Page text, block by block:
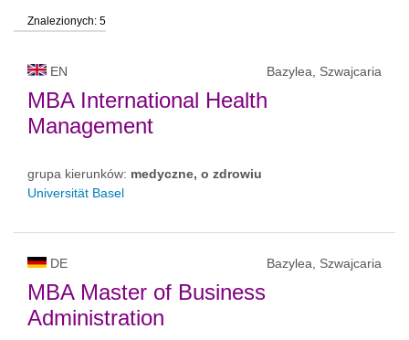
status uczelni
Znalezionych: 5
EN Bazylea, Szwajcaria
MBA International Health
Management
grupa kierunków: medyczne, o zdrowiu
Universität Basel
DE Bazylea, Szwajcaria
MBA Master of Business
Administration